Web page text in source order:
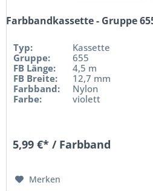
Farbbandkassette - Gruppe
Typ:
Kassette
Gruppe:
655
FB Länge:
4,5 m
FB Breite:
12,7 mm
Farbband:
Nylon
Farbe:
violett
5,99 €* / Farbband
Merken